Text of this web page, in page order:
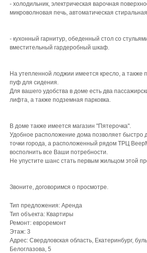
- холодильник, электрическая варочная
микроволновая печь, автоматическая
- кухонный гарнитур, обеденный стол со
вместительный гардеробный шкаф.
На утепленной лоджии имеется кресло, а также
пуф для сидения.
Для вашего удобства в доме есть два
лифта, а также подземная парковка.
В доме также имеется магазин "Пятерочка".
Удобное расположение дома позволяет быстро
точки города, а расположенный рядом ТРЦ
восполнить все Ваши потребности.
Не упустите шанс стать первым жильцом этой
Звоните, договоримся о просмотре.
Тип предложения: Аренда
Тип объекта: Квартиры
Ремонт: евроремонт
Этаж: 3
Адрес: Свердловская область, Екатеринбург,
Белоглазова, 5